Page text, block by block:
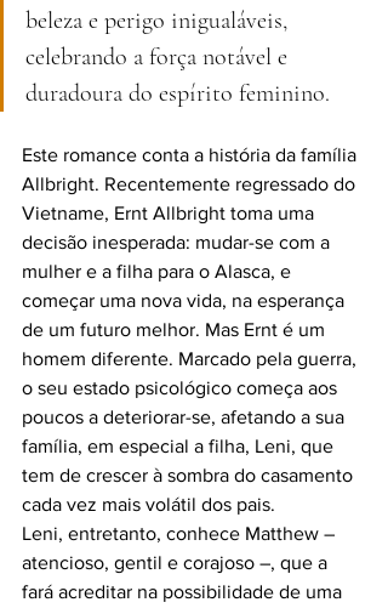
beleza e perigo inigualáveis,
celebrando a força notável e
duradoura do espírito feminino.
Este romance conta a história da família
Allbright. Recentemente regressado do
Vietname, Ernt Allbright toma uma
decisão inesperada: mudar-se com a
mulher e a filha para o Alasca, e
começar uma nova vida, na esperança
de um futuro melhor. Mas Ernt é um
homem diferente. Marcado pela guerra,
o seu estado psicológico começa aos
poucos a deteriorar-se, afetando a sua
família, em especial a filha, Leni, que
tem de crescer à sombra do casamento
cada vez mais volátil dos pais.
Leni, entretanto, conhece Matthew –
atencioso, gentil e corajoso –, que a
fará acreditar na possibilidade de uma